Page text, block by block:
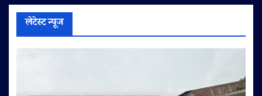
लेटेस्ट न्यूज